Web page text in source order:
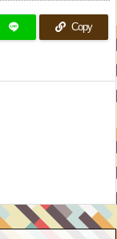
Copy